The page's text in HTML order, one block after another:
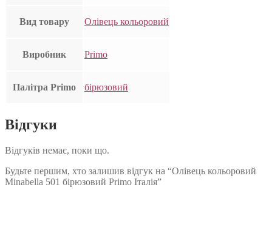
Вид товару Олівець кольоровий
Виробник Primo
Палітра Primo бірюзовий
Відгуки
Відгуків немає, поки що.
Будьте першим, хто залишив відгук на “Олівець кольоровий
Minabella 501 бірюзовий Primo Італія”